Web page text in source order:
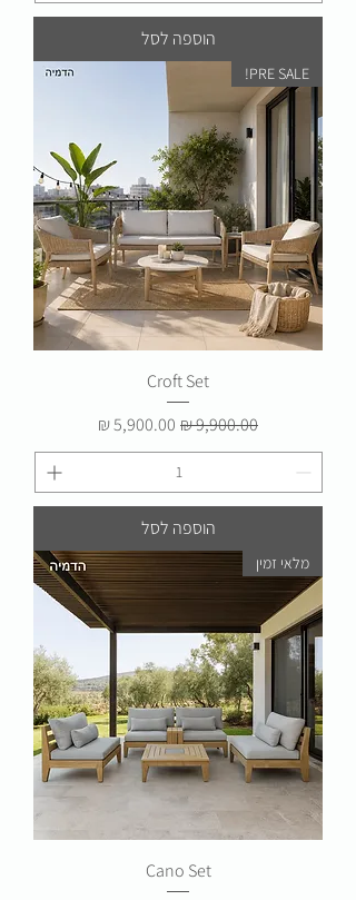
הוספה לסל
PRE SALE!
Croft Set
מחיר רגיל
מחיר מבצע
הוספה לסל
מלאי זמין
Cano Set